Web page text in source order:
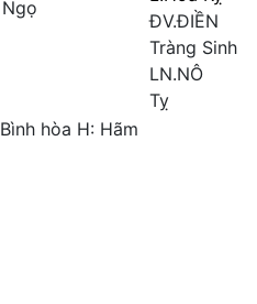
Ngọ
ĐV.ĐIỀN
Tràng Sinh
LN.NÔ
Tỵ
Bình hòa H: Hãm